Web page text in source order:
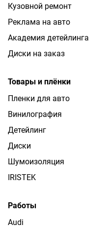
Кузовной ремонт
Реклама на авто
Академия детейлинга
Диски на заказ
Товары и плёнки
Пленки для авто
Винилография
Детейлинг
Диски
Шумоизоляция
IRISTEK
Работы
Audi